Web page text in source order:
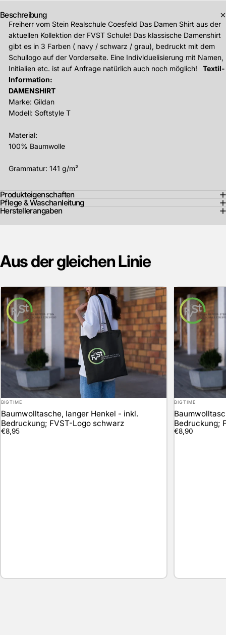
Beschreibung
Freiherr vom Stein Realschule Coesfeld Das Damen Shirt aus der
aktuellen Kollektion der FVST Schule! Das klassische Damenshirt
gibt es in 3 Farben ( navy / schwarz / grau), bedruckt mit dem
Schullogo auf der Vorderseite. Eine Individuelisierung mit Namen,
Initialien etc. ist auf Anfrage natürlich auch noch möglich!
Textil-
Information:
DAMENSHIRT
Marke: Gildan
Modell: Softstyle T
Material:
100% Baumwolle
Grammatur: 141 g/m²
Produkteigenschaften
Pflege & Waschanleitung
Herstellerangaben
AusdergleichenLinie
Anbieter:
BIGTIME
Baumwolltasche, langer Henkel - inkl.
Bedruckung; FVST-Logo schwarz
€8,95
Anbieter:
BIGTIME
Bedruckung;
€8,90